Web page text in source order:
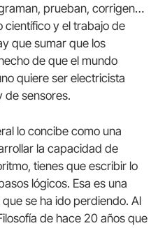
prueban, corrigen…
científico y el trabajo de
que sumar que los
de que el mundo
quiere ser electricista
de sensores.
lo concibe como una
la capacidad de
tienes que escribir lo
lógicos. Esa es una
se ha ido perdiendo. Al
de hace 20 años que